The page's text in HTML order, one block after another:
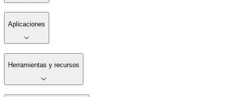
Aplicaciones
Herramientas y recursos